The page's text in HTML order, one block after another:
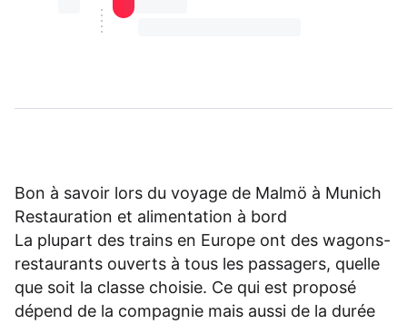
⏳⏳ ⏳ ⏳⏳
Bon à savoir lors du voyage de Malmö à Munich
Restauration et alimentation à bord
La plupart des trains en Europe ont des wagons-
restaurants ouverts à tous les passagers, quelle
que soit la classe choisie. Ce qui est proposé
dépend de la compagnie mais aussi de la durée